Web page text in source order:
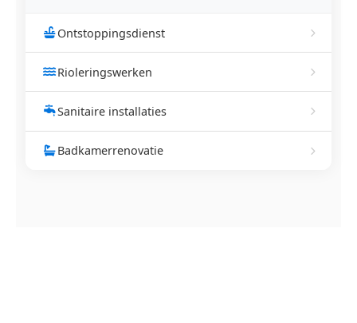
Ontstoppingsdienst
Rioleringswerken
Sanitaire installaties
Badkamerrenovatie